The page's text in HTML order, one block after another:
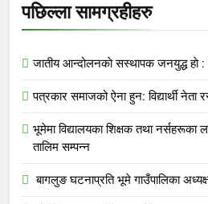
पछिल्ला सामग्रहीहरु
जातीय आन्दोलनकाे सस्थापक जनयुद्ध हाे :
पत्रकार समाजको ऐना हुन: विद्यार्थी नेता
भूमेमा विद्यालयका शिक्षक तथा
तालिम सम्पन्न
बागलुङ घटनाप्रति भूमे गाउँपालिका